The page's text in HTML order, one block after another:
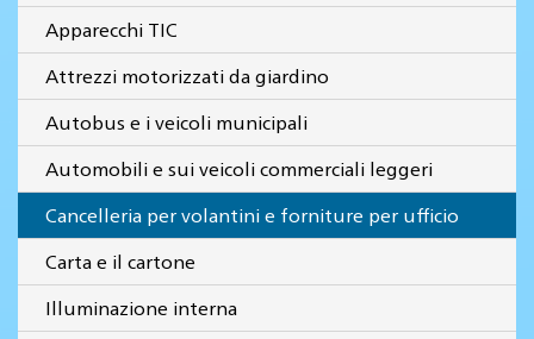
Apparecchi TIC
Attrezzi motorizzati da giardino
Autobus e i veicoli municipali
Automobili e sui veicoli commerciali leggeri
Cancelleria per volantini e forniture per ufficio
Carta e il cartone
Illuminazione interna